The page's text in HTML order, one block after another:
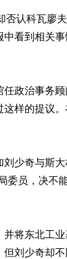
认科瓦廖
看到相关
政治事务
样的提议
少奇与斯
委员，决不
将东北工
刘少奇却